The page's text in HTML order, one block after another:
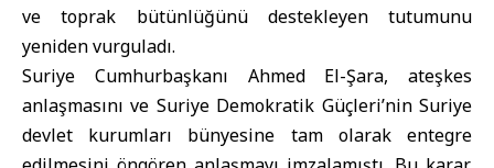
ve toprak bütünlüğünü destekleyen tutumunu
yeniden vurguladı.
Suriye Cumhurbaşkanı Ahmed El-Şara, ateşkes
anlaşmasını ve Suriye Demokratik Güçleri’nin Suriye
devlet kurumları bünyesine tam olarak entegre